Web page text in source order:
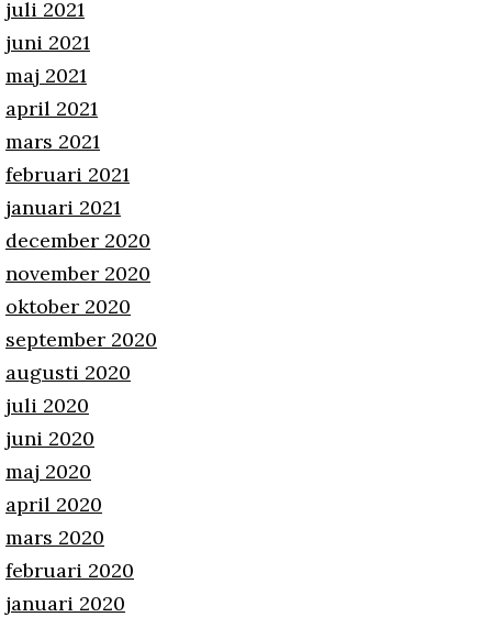
juli 2021
juni 2021
maj 2021
april 2021
mars 2021
februari 2021
januari 2021
december 2020
november 2020
oktober 2020
september 2020
augusti 2020
juli 2020
juni 2020
maj 2020
april 2020
mars 2020
februari 2020
januari 2020